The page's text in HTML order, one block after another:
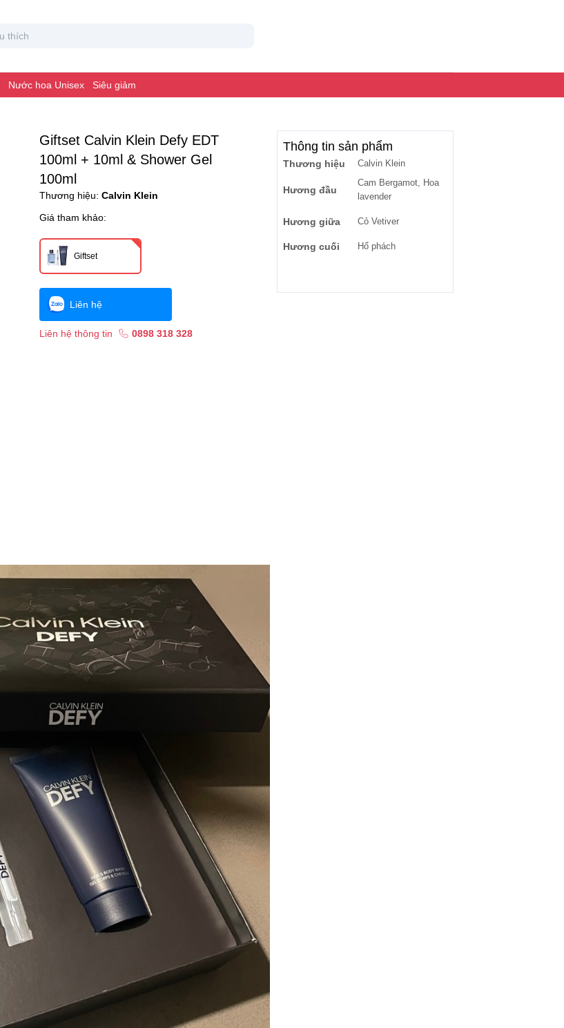
Nước hoa Unisex Siêu giảm
Giftset Calvin Klein Defy EDT
100ml + 10ml & Shower Gel
100ml
Thương hiệu: Calvin Klein
Giá tham khảo:
Giftset
Liên hệ
Liên hệ thông tin 0898 318 328
Thông tin sản phẩm
Thương hiệu Calvin Klein
Hương đầu
Cam Bergamot, Hoa
lavender
Hương giữa Cỏ Vetiver
Hương cuối Hổ phách